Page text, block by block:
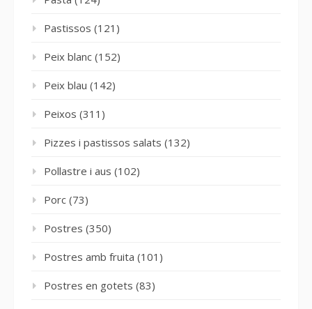
Pastissos (121)
Peix blanc (152)
Peix blau (142)
Peixos (311)
Pizzes i pastissos salats (132)
Pollastre i aus (102)
Porc (73)
Postres (350)
Postres amb fruita (101)
Postres en gotets (83)